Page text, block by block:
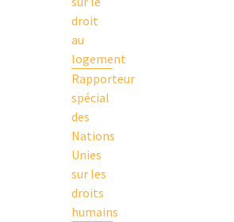
droit
au
logement
Rapporteur
spécial
des
Nations
Unies
sur les
droits
humains